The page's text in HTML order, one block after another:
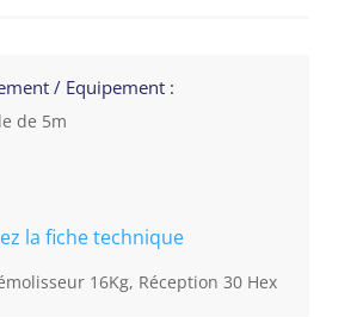
/ Equipement :
de 5m
la fiche technique
16Kg, Réception 30 Hex